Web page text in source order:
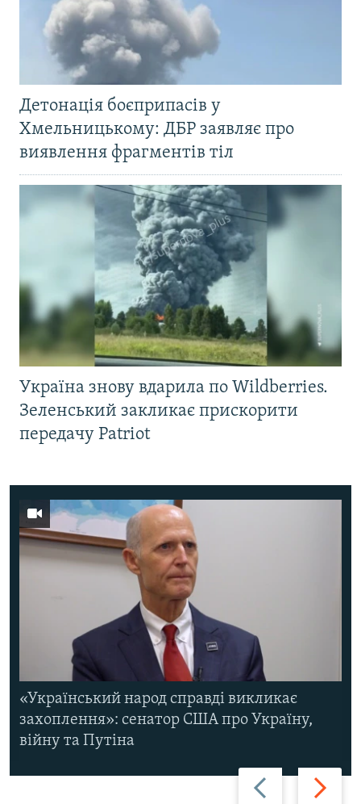
Детонація боєприпасів у
Хмельницькому: ДБР заявляє про
виявлення фрагментів тіл
Україна знову вдарила по Wildberries.
Зеленський закликає прискорити
передачу Patriot
Назад Вперед
«Український народ справді викликає
захоплення»: сенатор США про Україну,
війну та Путіна